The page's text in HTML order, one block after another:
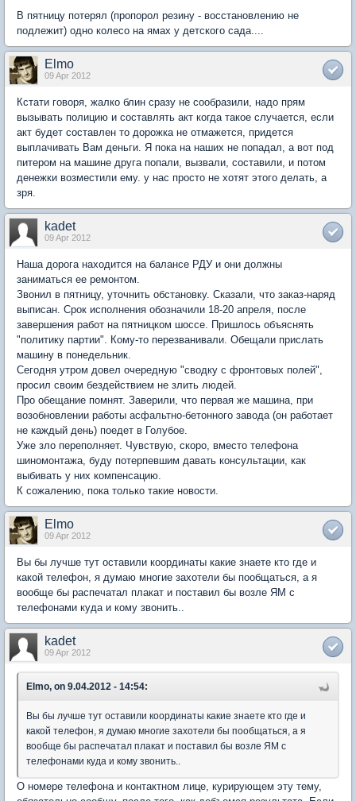
В пятницу потерял (пропорол резину - восстановлению не
подлежит) одно колесо на ямах у детского сада....
Elmo
09 Apr 2012
Кстати говоря, жалко блин сразу не сообразили, надо прям
вызывать полицию и составлять акт когда такое случается, если
акт будет составлен то дорожка не отмажется, придется
выплачивать Вам деньги. Я пока на наших не попадал, а вот под
питером на машине друга попали, вызвали, составили, и потом
денежки возместили ему. у нас просто не хотят этого делать, а
зря.
kadet
09 Apr 2012
Наша дорога находится на балансе РДУ и они должны
заниматься ее ремонтом.
Звонил в пятницу, уточнить обстановку. Сказали, что заказ-наряд
выписан. Срок исполнения обозначили 18-20 апреля, после
завершения работ на пятницком шоссе. Пришлось объяснять
"политику партии". Кому-то перезванивали. Обещали прислать
машину в понедельник.
Сегодня утром довел очередную "сводку с фронтовых полей",
просил своим бездействием не злить людей.
Про обещание помнят. Заверили, что первая же машина, при
возобновлении работы асфальтно-бетонного завода (он работает
не каждый день) поедет в Голубое.
Уже зло переполняет. Чувствую, скоро, вместо телефона
шиномонтажа, буду потерпевшим давать консультации, как
выбивать у них компенсацию.
К сожалению, пока только такие новости.
Elmo
09 Apr 2012
Вы бы лучше тут оставили координаты какие знаете кто где и
какой телефон, я думаю многие захотели бы пообщаться, а я
вообще бы распечатал плакат и поставил бы возле ЯМ с
телефонами куда и кому звонить..
kadet
09 Apr 2012
Elmo, on 9.04.2012 - 14:54:
Вы бы лучше тут оставили координаты какие знаете кто где и
какой телефон, я думаю многие захотели бы пообщаться, а я
вообще бы распечатал плакат и поставил бы возле ЯМ с
телефонами куда и кому звонить..
О номере телефона и контактном лице, курирующем эту тему,